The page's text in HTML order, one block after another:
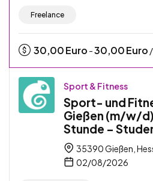
Freelance
30,00Euro -30,00Euro
Sport & Fitness
Sport- und
Gießen (m/w/
Stunde –
35390 Gießen,
02/08/2026